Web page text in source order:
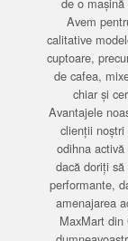
Avem
calitative
cuptoare,
de cafea,
chiar și
Avantajele
clienții noștri
odihna
dacă doriți
performante,
amenajarea
MaxMart